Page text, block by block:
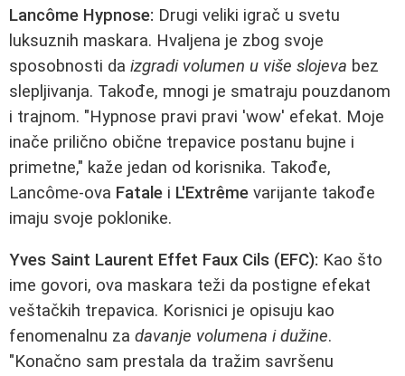
Lancôme Hypnose: Drugi veliki igrač u svetu
luksuznih maskara. Hvaljena je zbog svoje
sposobnosti da izgradi volumen u više slojeva bez
slepljivanja. Takođe, mnogi je smatraju pouzdanom
i trajnom. "Hypnose pravi pravi 'wow' efekat. Moje
inače prilično obične trepavice postanu bujne i
primetne," kaže jedan od korisnika. Takođe,
Lancôme-ova Fatale i L'Extrême varijante takođe
imaju svoje poklonike.
Yves Saint Laurent Effet Faux Cils (EFC): Kao što
ime govori, ova maskara teži da postigne efekat
veštačkih trepavica. Korisnici je opisuju kao
fenomenalnu za davanje volumena i dužine.
"Konačno sam prestala da tražim savršenu